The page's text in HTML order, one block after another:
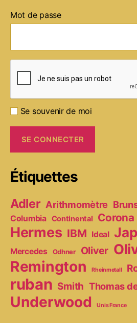
Mot de passe
Se souvenir de moi
Étiquettes
Adler Arithmomètre
Columbia Continental Corona
Hermes IBM Ideal
Mercedes
Odhner Oliver
Remington Rheinmetall
ruban Smith Thomas
Underwood Unis France